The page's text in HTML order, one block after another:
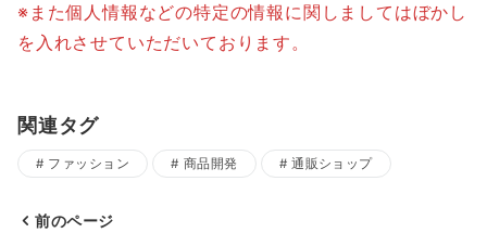
※また個人情報などの特定の情報に関しましてはぼかし
を入れさせていただいております。
関連タグ
ファッション 商品開発 通販ショップ
前のページ